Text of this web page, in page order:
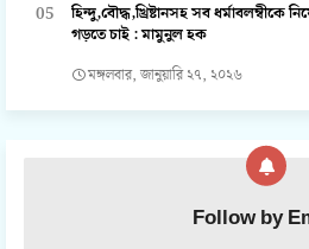
হিন্দু,বৌদ্ধ,খ্রিষ্টানসহ সব ধর্মাবলম্বীকে
গড়তে চাই : মামুনুল হক
মঙ্গলবার, জানুয়ারি ২৭, ২০২৬
Follow by